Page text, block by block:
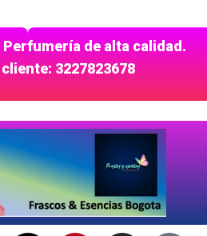
de alta calidad.
3227823678